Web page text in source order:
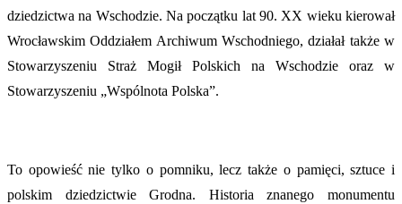
dziedzictwa na Wschodzie. Na początku lat 90. XX wieku kierował
Wrocławskim Oddziałem Archiwum Wschodniego, działał także w
Stowarzyszeniu Straż Mogił Polskich na Wschodzie oraz w
Stowarzyszeniu „Wspólnota Polska”.
To opowieść nie tylko o pomniku, lecz także o pamięci, sztuce i
polskim dziedzictwie Grodna. Historia znanego monumentu